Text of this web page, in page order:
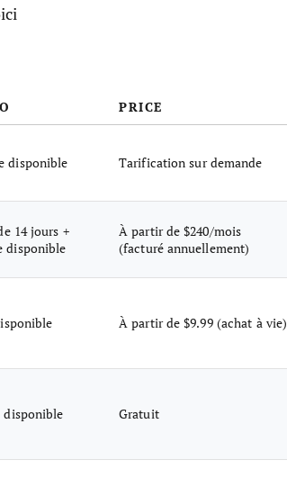
PRICE
disponible Tarification sur demande
14 jours +
disponible
À partir de $240/mois
(facturé annuellement)
À partir de $9.99 (achat à vie)
Gratuit